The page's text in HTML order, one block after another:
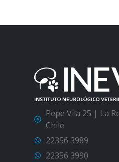
Pepe Vila 25 | La
Chile
22356 3989
22356 3990